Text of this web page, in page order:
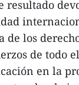
resultado
de los
de todo
en la